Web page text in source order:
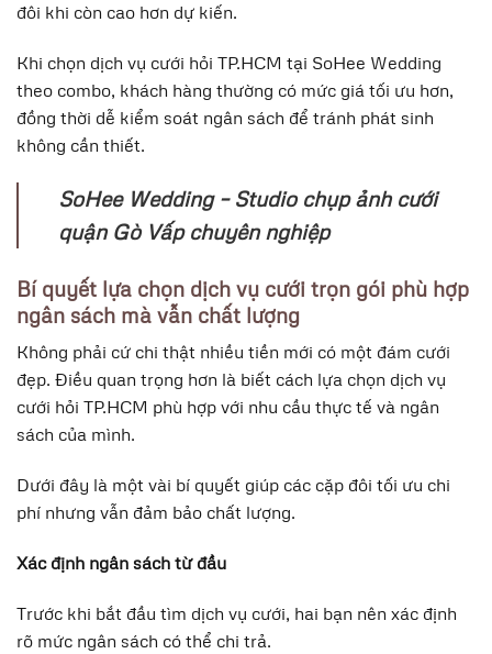
đôi khi còn cao hơn dự kiến.
Khi chọn dịch vụ cưới hỏi TP.HCM tại SoHee Wedding
theo combo, khách hàng thường có mức giá tối ưu hơn,
đồng thời dễ kiểm soát ngân sách để tránh phát sinh
không cần thiết.
SoHee Wedding – Studio chụp ảnh cưới
quận Gò Vấp chuyên nghiệp
Bí quyết lựa chọn dịch vụ cưới trọn gói phù hợp
ngân sách mà vẫn chất lượng
Không phải cứ chi thật nhiều tiền mới có một đám cưới
đẹp. Điều quan trọng hơn là biết cách lựa chọn dịch vụ
cưới hỏi TP.HCM phù hợp với nhu cầu thực tế và ngân
sách của mình.
Dưới đây là một vài bí quyết giúp các cặp đôi tối ưu chi
phí nhưng vẫn đảm bảo chất lượng.
Xác định ngân sách từ đầu
Trước khi bắt đầu tìm dịch vụ cưới, hai bạn nên xác định
rõ mức ngân sách có thể chi trả.